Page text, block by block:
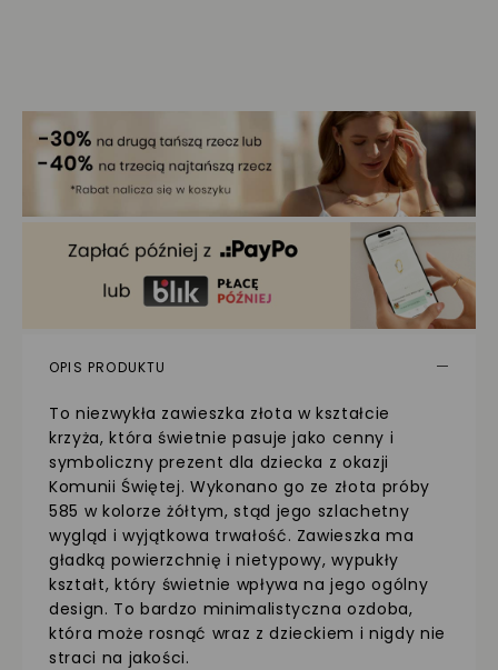
OPIS PRODUKTU
To niezwykła zawieszka złota w kształcie
krzyża, która świetnie pasuje jako cenny i
symboliczny prezent dla dziecka z okazji
Komunii Świętej. Wykonano go ze złota próby
585 w kolorze żółtym, stąd jego szlachetny
wygląd i wyjątkowa trwałość. Zawieszka ma
gładką powierzchnię i nietypowy, wypukły
kształt, który świetnie wpływa na jego ogólny
design. To bardzo minimalistyczna ozdoba,
która może rosnąć wraz z dzieckiem i nigdy nie
straci na jakości.